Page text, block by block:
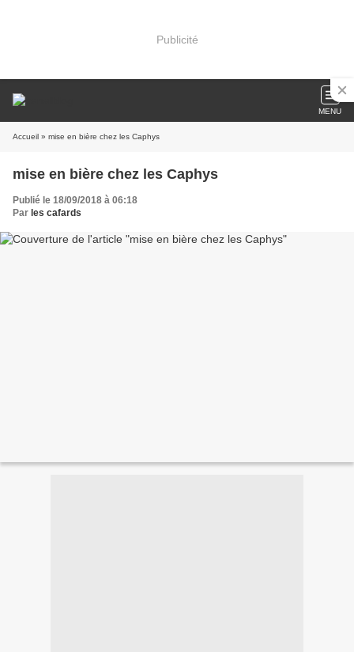
Publicité
MENU
Accueil » mise en bière chez les Caphys
mise en bière chez les Caphys
Publié le 18/09/2018 à 06:18
Par les cafards